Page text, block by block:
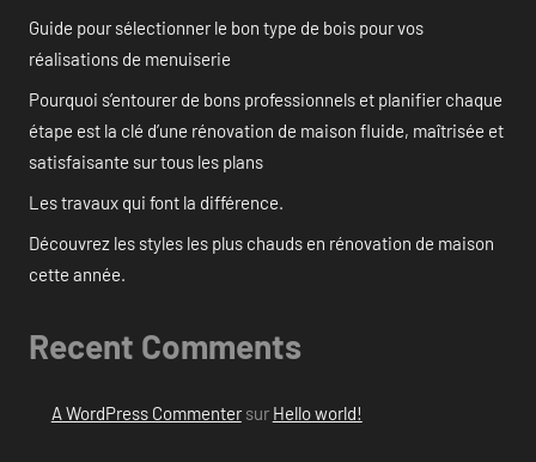
Guide pour sélectionner le bon type de bois pour vos
réalisations de menuiserie
Pourquoi s’entourer de bons professionnels et planifier chaque
étape est la clé d’une rénovation de maison fluide, maîtrisée et
satisfaisante sur tous les plans
Les travaux qui font la différence.
Découvrez les styles les plus chauds en rénovation de maison
cette année.
Recent Comments
A WordPress Commentersur Hello world!